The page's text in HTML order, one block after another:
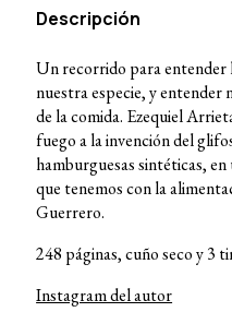
Descripción
Un recorrido para entender
nuestra especie, y entender
de la comida. Ezequiel
fuego a la invención del
hamburguesas sintéticas,
que tenemos con la
Guerrero.
248 páginas, cuño seco y 3
Instagram del autor